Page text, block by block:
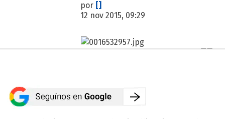
por []
12 nov 2015, 09:29